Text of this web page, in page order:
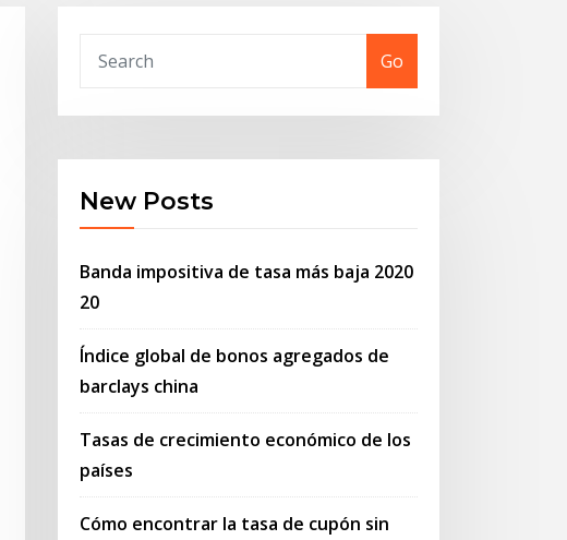
Go
New Posts
Banda impositiva de tasa más baja 2020
20
Índice global de bonos agregados de
barclays china
Tasas de crecimiento económico de los
países
Cómo encontrar la tasa de cupón sin